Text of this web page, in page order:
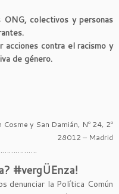
ONG, colectivos y personas
acciones contra el racismo y
de género.
Cosme y San Damián, Nº 24, 2º
28012 – Madrid
#vergÜEnza!
denunciar la Política Común